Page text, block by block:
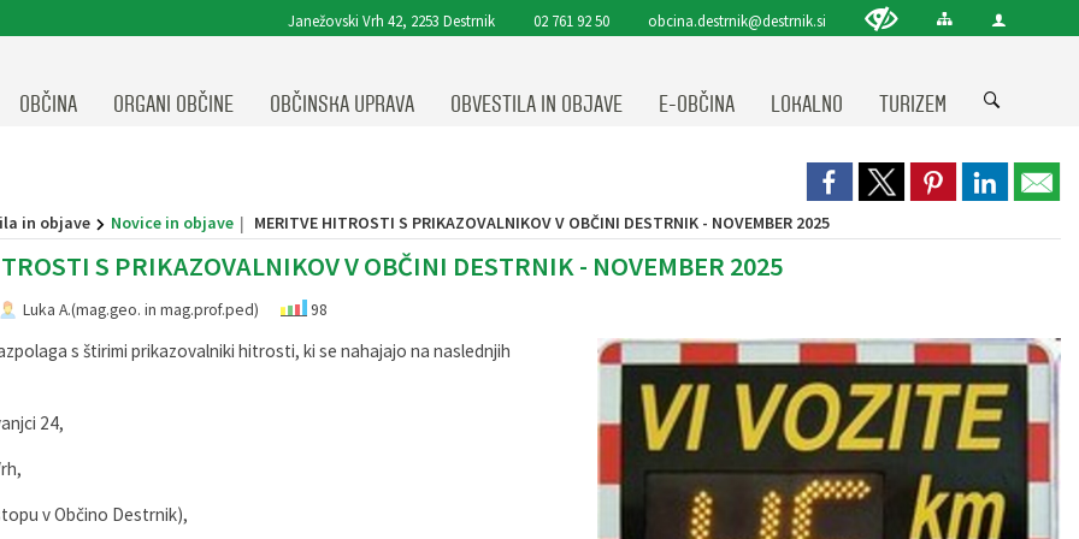
Janežovski Vrh 42, 2253 Destrnik 02 761 92 50 obcina.destrnik@destrnik.si
OBČINA ORGANI OBČINE OBČINSKA UPRAVA OBVESTILA IN OBJAVE E-OBČINA LOKALNO TURIZEM
in objave Novice in objave MERITVE HITROSTI S PRIKAZOVALNIKOV V OBČINI DESTRNIK - NOVEMBER 2025
S PRIKAZOVALNIKOV V OBČINI DESTRNIK - NOVEMBER 2025
Luka A.(mag.geo. in mag.prof.ped) 98
s štirimi prikazovalniki hitrosti, ki se nahajajo na naslednjih
24,
v Občino Destrnik),